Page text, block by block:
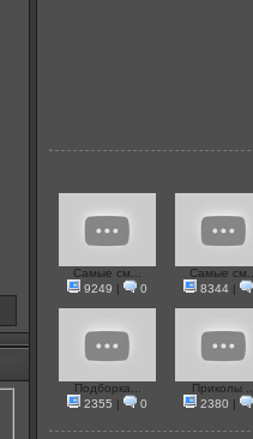
Самые см...
9249 | 0
Самые
8344 |
Подборка...
2355 | 0
Приколы
2380 |